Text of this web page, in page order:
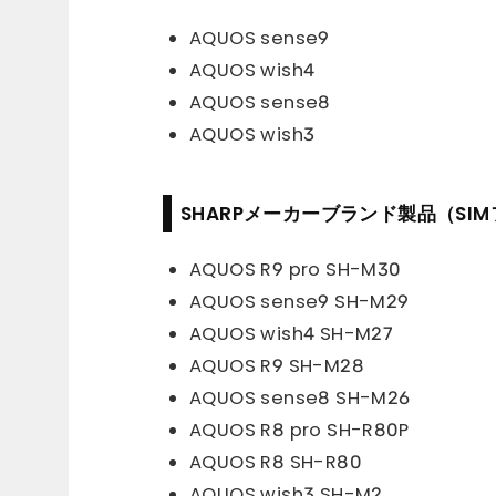
AQUOS sense9
AQUOS wish4
AQUOS sense8
AQUOS wish3
SHARPメーカーブランド製品（
AQUOS R9 pro SH-M30
AQUOS sense9 SH-M29
AQUOS wish4 SH-M27
AQUOS R9 SH-M28
AQUOS sense8 SH-M26
AQUOS R8 pro SH-R80P
AQUOS R8 SH-R80